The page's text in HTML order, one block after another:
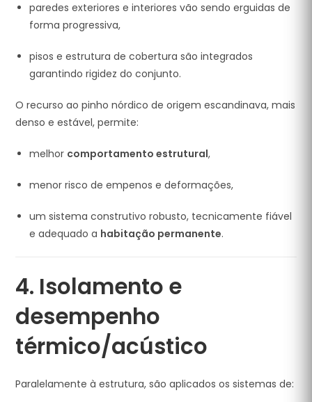
paredes exteriores e interiores vão sendo erguidas de
forma progressiva,
pisos e estrutura de cobertura são integrados
garantindo rigidez do conjunto.
O recurso ao pinho nórdico de origem escandinava, mais
denso e estável, permite:
melhor comportamento estrutural,
menor risco de empenos e deformações,
um sistema construtivo robusto, tecnicamente fiável
e adequado a habitação permanente.
4. Isolamento e
desempenho
térmico/acústico
Paralelamente à estrutura, são aplicados os sistemas de: